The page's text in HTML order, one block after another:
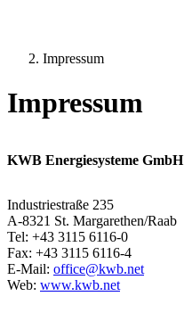
Impressum
Impressum
KWB Energiesysteme GmbH
Industriestraße 235
A-8321 St. Margarethen/Raab
Tel: +43 3115 6116-0
Fax: +43 3115 6116-4
E-Mail: office@kwb.net
Web: www.kwb.net